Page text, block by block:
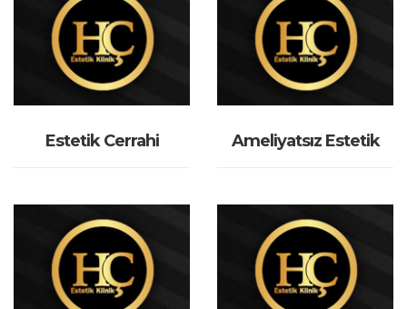
Estetik Cerrahi Ameliyatsız Estetik